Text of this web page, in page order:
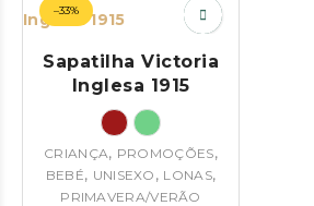
–33%
Sapatilha Victoria
Inglesa 1915
CRIANÇA, PROMOÇÕES,
BEBÉ, UNISEXO , LONAS,
PRIMAVERA/VERÃO